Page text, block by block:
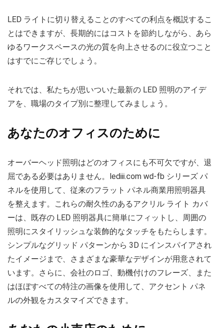
LED ライトに切り替えることのすべての利点を概説するこ
とはできますが、長期的にはコストを節約しながら、あら
ゆるワークスペースの光の質を向上させるのに役立つこと
はすでにご存じでしょう。
それでは、私たちが思いついた最新の LED 照明のアイデ
アを、職場のタイプ別に整理してみましょう。
あなたのオフィスのために
オーバーヘッド照明はどのオフィスにも不可欠ですが、退
屈である必要はありません。lediii.com wd-fb シリーズ パ
ネルを使用して、従来のフラット パネル商業用照明器具
を整えます。これらの耐久性のあるアクリル ライト カバ
ーは、既存の LED 照明器具に簡単にフィットし、周囲の
照明にスタイリッシュな装飾的なタッチをもたらします。
シンプルなグリッド パターンから 3D にインスパイアされ
たイメージまで、さまざまな豪華なデザインが用意されて
います。さらに、会社のロゴ、動機付けのフレーズ、また
はほぼすべての特注の画像を使用して、アクセント パネ
ルの外観をカスタマイズできます。